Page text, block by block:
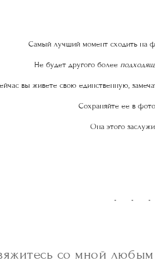
Самый лучший момент сходить на
Не будет другого более
вы живете свою единственную,
Сохраняйте ее в
Она этого
со мной